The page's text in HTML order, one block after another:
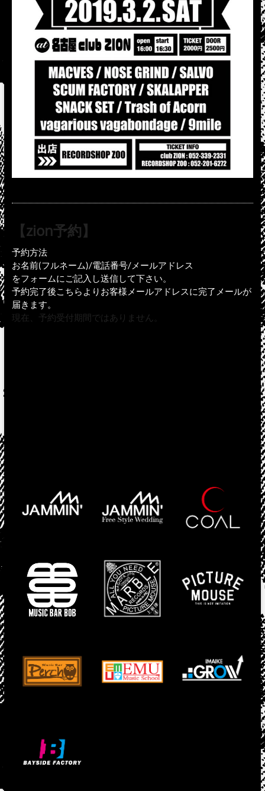
【zion予約】
予約方法
お名前(フルネーム)/電話番号/メールアドレス
をフォームにご記入し送信して下さい。
予約完了後こちらよりお客様メールアドレスに完了メールが
届きます。
現在、予約受付期間ではありません。